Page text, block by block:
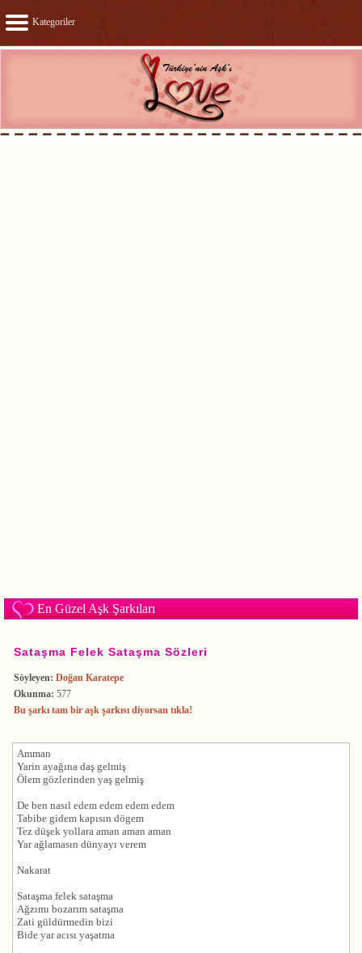
Kategoriler
En Güzel Aşk Şarkıları
Sataşma Felek Sataşma Sözleri
Söyleyen: Doğan Karatepe
Okunma: 577
Bu şarkı tam bir aşk şarkısı diyorsan tıkla!
Amman
Yarin ayağına daş gelmiş
Ölem gözlerinden yaş gelmiş
De ben nasıl edem edem edem edem
Tabibe gidem kapısın dögem
Tez düşek yollara aman aman aman
Yar ağlamasın dünyayı verem
Nakarat
Sataşma felek sataşma
Ağzımı bozarım sataşma
Zati güldürmedin bizi
Bide yar acısı yaşatma